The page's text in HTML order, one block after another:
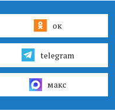
ок
telegram
макс